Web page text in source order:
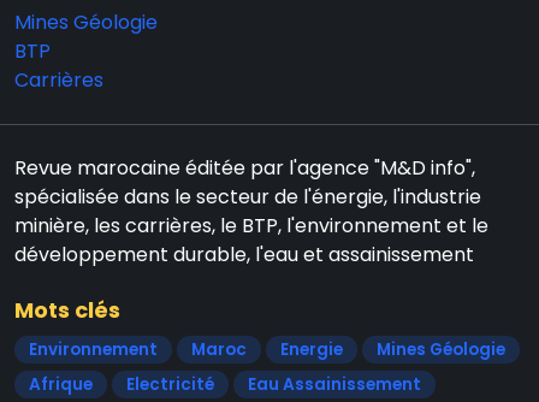
Mines Géologie
BTP
Carrières
Revue marocaine éditée par l'agence "M&D info",
spécialisée dans le secteur de l'énergie, l'industrie
minière, les carrières, le BTP, l'environnement et le
développement durable, l'eau et assainissement
Mots clés
Environnement Maroc Energie
Mines Géologie
Afrique
Electricité
Eau Assainissement